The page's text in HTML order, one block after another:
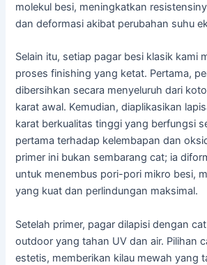
molekul besi, meningkatkan
dan deformasi akibat perubahan suhu
Selain itu, setiap pagar besi klasik kami
proses finishing yang ketat. Pertama,
dibersihkan secara menyeluruh dari
karat awal. Kemudian, diaplikasikan
karat berkualitas tinggi yang berfungsi
pertama terhadap kelembapan dan
primer ini bukan sembarang cat; ia
untuk menembus pori-pori mikro besi,
yang kuat dan perlindungan maksimal.
Setelah primer, pagar dilapisi dengan
outdoor yang tahan UV dan air. Pilihan
estetis, memberikan kilau mewah yang